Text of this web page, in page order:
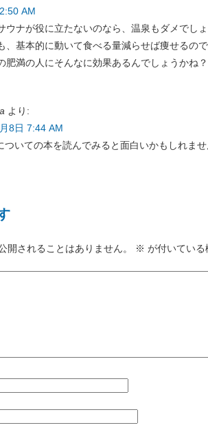
AM
ウナが役に立たないのなら、温泉もダメでし
、基本的に動いて食べる量減らせば痩せるの
肥満の人にそんなに効果あるんでしょうかね？
より:
8日 7:44 AM
ついての本を読んでみると面白いかもしれま
開されることはありません。 ※ が付いてい